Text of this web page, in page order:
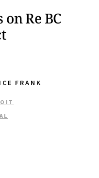
Re BC
FRANK